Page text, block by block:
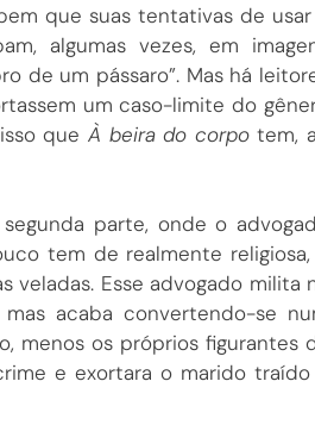
que suas tentativas de usar
algumas vezes, em
de um pássaro”. Mas há
um caso-limite do
que À beira do corpotem,
parte, onde o
tem de realmente religiosa,
Esse advogado milita
acaba convertendo-se
menos os próprios figurantes
e exortara o marido traído